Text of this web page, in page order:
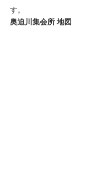
す。
奥迫川集会所 地図